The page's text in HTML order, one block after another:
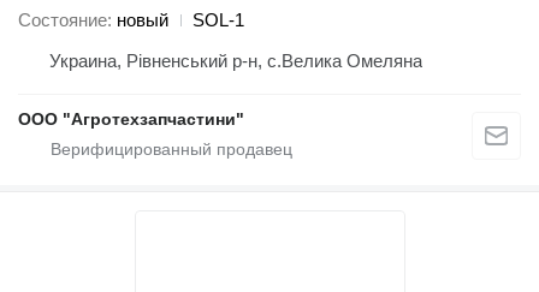
Состояние новый
SOL-1
Украина, Рівненський р-н, с.Велика Омеляна
ООО "Агротехзапчастини"